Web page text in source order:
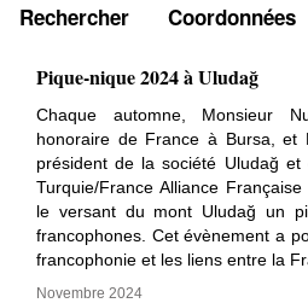
Rechercher Coordonnées
Pique-nique 2024 à Uludağ
Chaque automne, Monsieur
honoraire de France à Bursa, et
président de la société Uludağ et
Turquie/France Alliance
le versant du mont Uludağ un
francophones. Cet évènement a
francophonie et les liens entre la
Novembre 2024